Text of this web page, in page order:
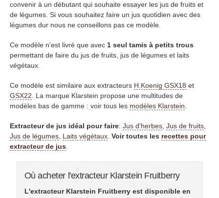
convenir à un débutant qui souhaite essayer les jus de fruits et
de légumes. Si vous souhaitez faire un jus quotidien avec des
légumes dur nous ne conseillons pas ce modèle.
Ce modèle n’est livré que avec 1 seul tamis à petits trous
permettant de faire du jus de fruits, jus de légumes et laits
végétaux.
Ce modèle est similaire aux extracteurs H.Koenig GSX18 et
GSX22 . La marque Klarstein propose une multitudes de
modèles bas de gamme : voir tous les modèles Klarstein
Extracteur de jus idéal pour faire: Jus d'herbes Jus de fruits
Jus de légumes Laits végétaux Voir toutes les recettes pour
extracteur de jus
Où acheter l'extracteur Klarstein Fruitberry
L'extracteur Klarstein Fruitberry est disponible en